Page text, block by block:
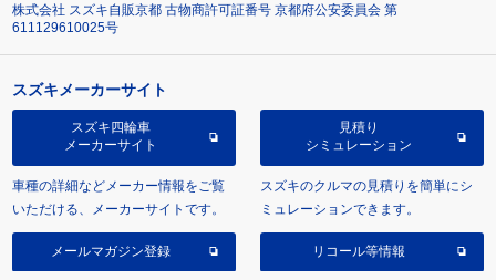
株式会社 スズキ自販京都 古物商許可証番号 京都府公安委員会 第
611129610025号
スズキメーカーサイト
スズキ四輪車
メーカーサイト
車種の詳細などメーカー情報をご覧
いただける、メーカーサイトです。
見積り
シミュレーション
スズキのクルマの見積りを簡単にシ
ミュレーションできます。
メールマガジン登録 リコール等情報